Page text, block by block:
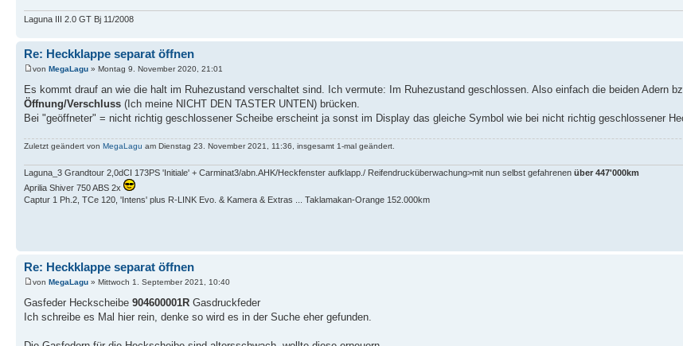
Laguna III 2.0 GT Bj 11/2008
Re: Heckklappe separat öffnen
von MegaLagu » Montag 9. November 2020, 21:01
Es kommt drauf an wie die halt im Ruhezustand verschaltet sind. Ich vermute: Im Ruhezustand geschlossen. Also einfach die beiden Adern
Öffnung/Verschluss (Ich meine NICHT DEN TASTER UNTEN) brücken.
Bei "geöffneter" = nicht richtig geschlossener Scheibe erscheint ja sonst im Display das gleiche Symbol wie bei nicht richtig geschlossener
Zuletzt geändert von MegaLagu am Dienstag 23. November 2021, 11:36, insgesamt 1-mal geändert.
Laguna_3 Grandtour 2,0dCI 173PS 'Initiale' + Carminat3/abn.AHK/Heckfenster aufklapp./ Reifendrucküberwachung>mit nun selbst gefahrenen über 447'000km
Aprilia Shiver 750 ABS 2x
Captur 1 Ph.2, TCe 120, 'Intens' plus R-LINK Evo. & Kamera & Extras ... Taklamakan-Orange 152.000km
Re: Heckklappe separat öffnen
von MegaLagu » Mittwoch 1. September 2021, 10:40
Gasfeder Heckscheibe 904600001R Gasdruckfeder
Ich schreibe es Mal hier rein, denke so wird es in der Suche eher gefunden.